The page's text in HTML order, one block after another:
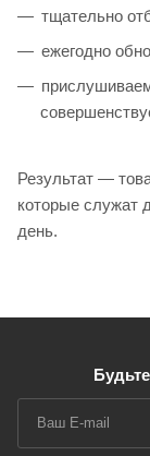
тщательно
ежегодно
Результат —
которые служат
день.